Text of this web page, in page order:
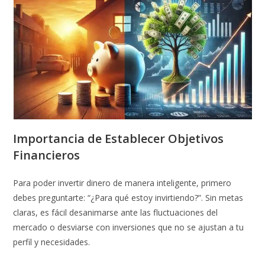
Importancia de Establecer Objetivos
Financieros
Para poder invertir dinero de manera inteligente, primero
debes preguntarte: “¿Para qué estoy invirtiendo?”. Sin metas
claras, es fácil desanimarse ante las fluctuaciones del
mercado o desviarse con inversiones que no se ajustan a tu
perfil y necesidades.